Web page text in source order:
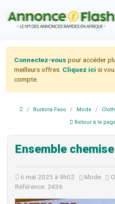
Connectez-vous pour accéder
meilleurs offres. Cliquez ici si
compte.
Burkina Faso Mode
Retour à la
Ensemble
6 mai 2025 à 9h02 Mode
Référence: 2436